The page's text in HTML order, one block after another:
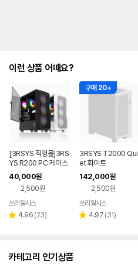
이런 상품 어때요?
[3RSYS 직영몰]3RS
YS R200 PC 케이스
40,000원
2,500원
쓰리알시스
별 4.96 리
(23)
구매 20+
3RSYS T2000 Qui
et 화이트
142,000원
2,500원
쓰리알시스
별 4.97 리
(31)
카테고리 인기상품